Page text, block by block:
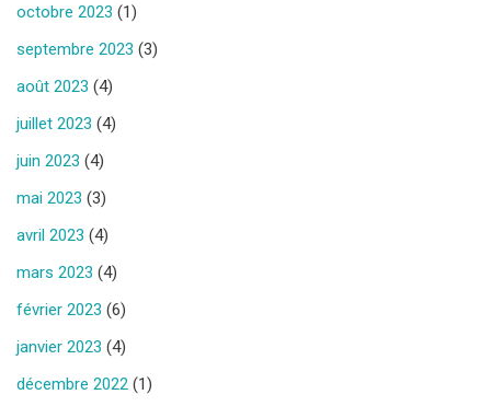
octobre 2023 (1)
septembre 2023 (3)
août 2023 (4)
juillet 2023 (4)
juin 2023 (4)
mai 2023 (3)
avril 2023 (4)
mars 2023 (4)
février 2023 (6)
janvier 2023 (4)
décembre 2022 (1)